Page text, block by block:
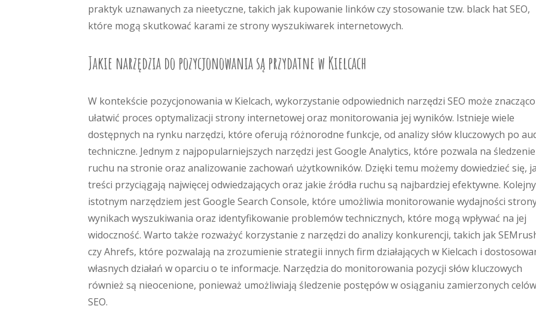
praktyk uznawanych za nieetyczne, takich jak kupowanie linków czy stosowanie tzw. black hat SEO,
które mogą skutkować karami ze strony wyszukiwarek internetowych.
Jakie narzędzia do pozycjonowania są przydatne w Kielcach
W kontekście pozycjonowania w Kielcach, wykorzystanie odpowiednich narzędzi SEO może znacząco
ułatwić proces optymalizacji strony internetowej oraz monitorowania jej wyników. Istnieje wiele
dostępnych na rynku narzędzi, które oferują różnorodne funkcje, od analizy słów kluczowych po
techniczne. Jednym z najpopularniejszych narzędzi jest Google Analytics, które pozwala na śledzenie
ruchu na stronie oraz analizowanie zachowań użytkowników. Dzięki temu możemy dowiedzieć się,
treści przyciągają najwięcej odwiedzających oraz jakie źródła ruchu są najbardziej efektywne.
istotnym narzędziem jest Google Search Console, które umożliwia monitorowanie wydajności
wynikach wyszukiwania oraz identyfikowanie problemów technicznych, które mogą wpływać na jej
widoczność. Warto także rozważyć korzystanie z narzędzi do analizy konkurencji, takich jak
czy Ahrefs, które pozwalają na zrozumienie strategii innych firm działających w Kielcach i
własnych działań w oparciu o te informacje. Narzędzia do monitorowania pozycji słów kluczowych
również są nieocenione, ponieważ umożliwiają śledzenie postępów w osiąganiu zamierzonych celów
SEO.